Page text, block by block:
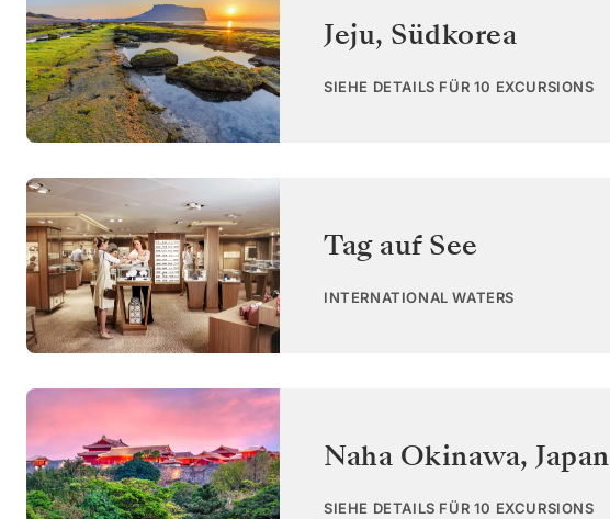
Jeju, Südkorea
SIEHE DETAILS FÜR 10 EXCURSIONS
Tag auf See
INTERNATIONAL WATERS
Naha Okinawa, Japan
SIEHE DETAILS FÜR 10 EXCURSIONS